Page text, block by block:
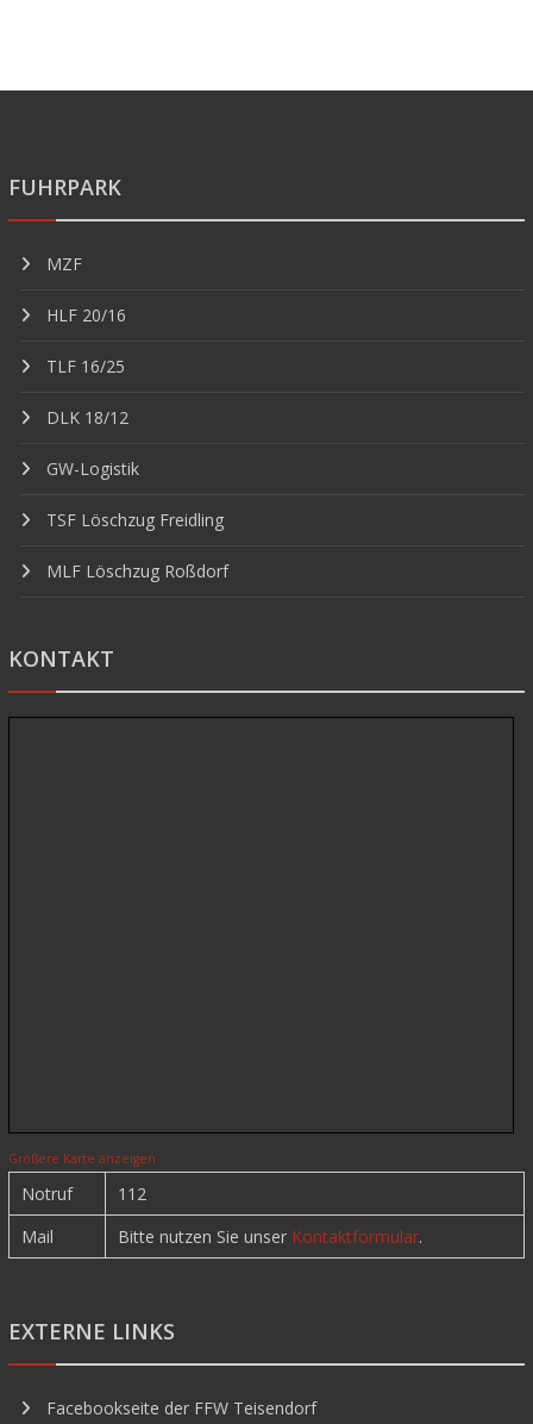
FUHRPARK
MZF
HLF 20/16
TLF 16/25
DLK 18/12
GW-Logistik
TSF Löschzug Freidling
MLF Löschzug Roßdorf
KONTAKT
Größere Karte anzeigen
Notruf
112
Mail
Bitte nutzen Sie unser Kontaktformular.
EXTERNE LINKS
Facebookseite der FFW Teisendorf